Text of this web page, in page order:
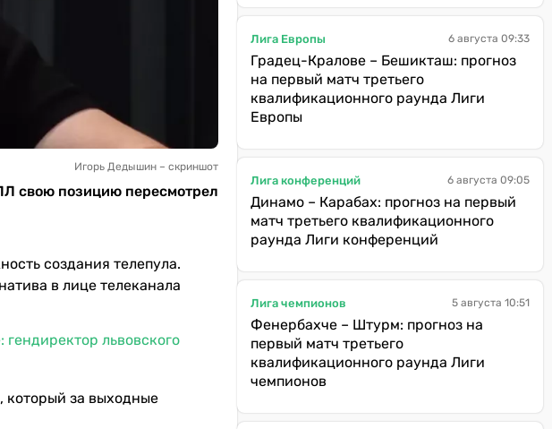
Игорь Дедышин – скриншот
свою позицию пересмотрел
создания телепула.
в лице телеканала
львовского
за выходные
Лига Европы 6 августа 09:33
Градец-Кралове – Бешикташ: прогноз
на первый матч третьего
квалификационного раунда Лиги
Европы
Лига конференций 6 августа 09:05
Динамо – Карабах: прогноз на первый
матч третьего квалификационного
раунда Лиги конференций
Лига чемпионов 5 августа 10:51
Фенербахче – Штурм: прогноз на
первый матч третьего
квалификационного раунда Лиги
чемпионов